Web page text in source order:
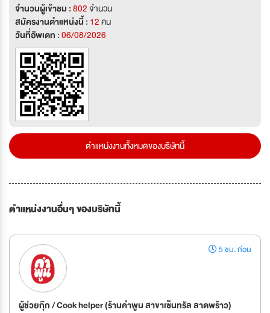
จำนวนผู้เข้าชม :802จำนวน
สมัครงานตำแหน่งนี้ : 12คน
วันที่อัพเดท :06/08/2026
ตำแหน่งงานทั้งหมดของบริษัทนี้
ตำแหน่งงานอื่นๆ ของบริษัทนี้
5 ชม. ก่อน
ผู้ช่วยกุ๊ก / Cook helper (ร้านคำพูน สาขาเซ็นทรัล ลาดพร้าว)